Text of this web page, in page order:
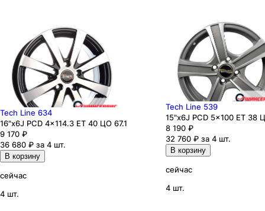
Tech Line 634
16"x6J PCD 4x114.3 ЕТ 40 ЦО 67.1
9 170 ₽
36 680 ₽ за 4 шт.
В корзину
сейчас
4 шт.
Tech Line 539
15"x6J PCD 5x100 ЕТ 38
8 190 ₽
32 760 ₽ за 4 шт.
В корзину
сейчас
4 шт.